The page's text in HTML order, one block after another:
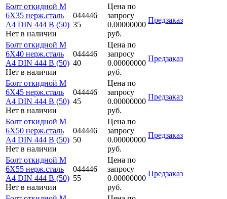
Болт откидной M
6Х35 нерж.сталь
A4 DIN 444 B (50)
Нет в наличии
044446
35
Цена по
запросу
0.00000000
руб.
Предзаказ
Болт откидной M
6Х40 нерж.сталь
A4 DIN 444 B (50)
Нет в наличии
044446
40
Цена по
запросу
0.00000000
руб.
Предзаказ
Болт откидной M
6Х45 нерж.сталь
A4 DIN 444 B (50)
Нет в наличии
044446
45
Цена по
запросу
0.00000000
руб.
Предзаказ
Болт откидной M
6Х50 нерж.сталь
A4 DIN 444 B (50)
Нет в наличии
044446
50
Цена по
запросу
0.00000000
руб.
Предзаказ
Болт откидной M
6Х55 нерж.сталь
A4 DIN 444 B (50)
Нет в наличии
044446
55
Цена по
запросу
0.00000000
руб.
Предзаказ